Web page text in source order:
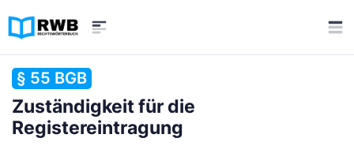
§ 55 BGB
Zuständigkeit für die
Registereintragung